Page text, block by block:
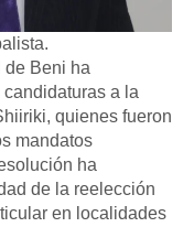
de Beni ha
a la
quienes fueron
mandatos
ha
de la reelección
en localidades